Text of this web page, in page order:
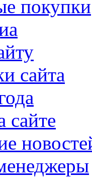
покупки
сайта
сайте